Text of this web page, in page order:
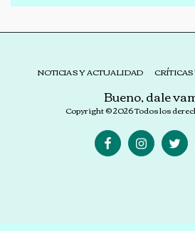
Bueno, dale
Copyright © 2026 Todos los
NOTICIAS Y ACTUALIDAD